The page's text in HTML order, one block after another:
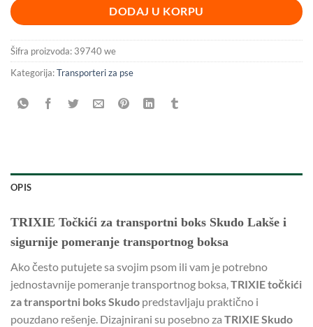
DODAJ U KORPU
Šifra proizvoda: 39740 we
Kategorija:Transporteri za pse
OPIS
TRIXIE Točkići za transportni boks Skudo Lakše i
sigurnije pomeranje transportnog boksa
Ako često putujete sa svojim psom ili vam je potrebno
jednostavnije pomeranje transportnog boksa,TRIXIE točkići
za transportni boks Skudo predstavljaju praktično i
pouzdano rešenje. Dizajnirani su posebno za TRIXIE Skudo